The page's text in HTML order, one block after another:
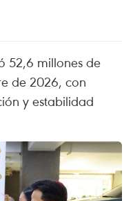
52,6 millones de
de 2026, con
y estabilidad